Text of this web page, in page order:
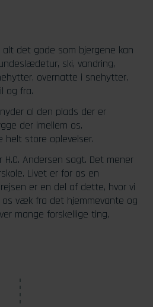
det gode som bjergene kan
ski, vandring,
overnatte i snehytter,
og fra.
al den plads der er
der imellem os.
helt store oplevelser.
H.C. Andersen sagt. Det mener
Livet er for os en
er en del af dette, hvor vi
væk fra det hjemmevante og
mange forskellige ting,